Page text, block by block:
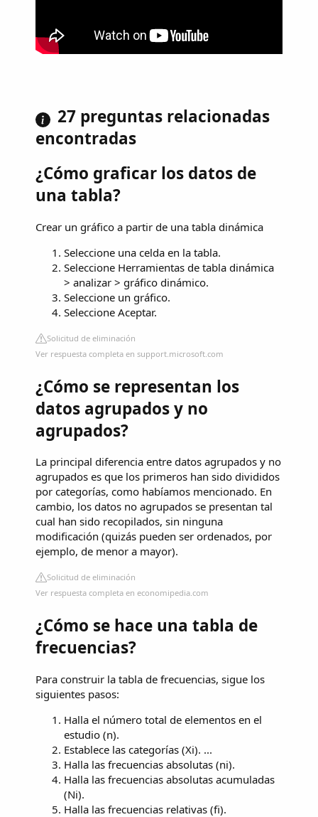
27 preguntas relacionadas
encontradas
¿Cómo graficar los datos de
una tabla?
Crear un gráfico a partir de una tabla dinámica
Seleccione una celda en la tabla.
Seleccione Herramientas de tabla dinámica
> analizar > gráfico dinámico.
Seleccione un gráfico.
Seleccione Aceptar.
Solicitud de eliminación
Ver respuesta completa en support.microsoft.com
¿Cómo se representan los
datos agrupados y no
agrupados?
La principal diferencia entre datos agrupados y no
agrupados es que los primeros han sido divididos
por categorías, como habíamos mencionado. En
cambio, los datos no agrupados se presentan tal
cual han sido recopilados, sin ninguna
modificación (quizás pueden ser ordenados, por
ejemplo, de menor a mayor).
Solicitud de eliminación
Ver respuesta completa en economipedia.com
¿Cómo se hace una tabla de
frecuencias?
Para construir la tabla de frecuencias, sigue los
siguientes pasos:
Halla el número total de elementos en el
estudio (n).
Establece las categorías (Xi). ...
Halla las frecuencias absolutas (ni).
Halla las frecuencias absolutas acumuladas
(Ni).
Halla las frecuencias relativas (fi).